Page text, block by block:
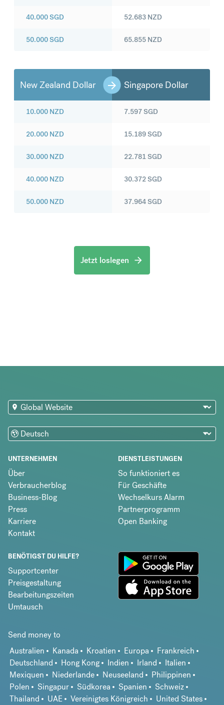
40.000SGD
50.000SGD
52.683 NZD
65.855 NZD
New Zealand Dollar Singapore Dollar
10.000 NZD
20.000 NZD
30.000 NZD
40.000 NZD
50.000 NZD
7.597SGD
15.189SGD
22.781SGD
30.372SGD
37.964SGD
Jetzt loslegen
UNTERNEHMEN
Über
Verbraucherblog
Business-Blog
Press
Karriere
Kontakt
DIENSTLEISTUNGEN
So funktioniert es
Für Geschäfte
Wechselkurs Alarm
Partnerprogramm
Open Banking
BENÖTIGST DU HILFE?
Supportcenter
Preisgestaltung
Bearbeitungszeiten
Umtausch
Send money to
Australien
Kanada Kroatien Europa
Frankreich
Deutschland
Hong Kong Indien Irland
Italien
Mexiquen
Niederlande Neuseeland
Philippinen
Polen
Singapur Südkorea Spanien
Schweiz
Thailand
UAE Vereinigtes Königreich
United States